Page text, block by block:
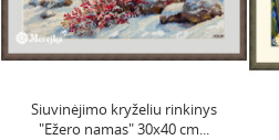
Siuvinėjimo kryželiu rinkinys
"Ežero namas" 30x40 cm...